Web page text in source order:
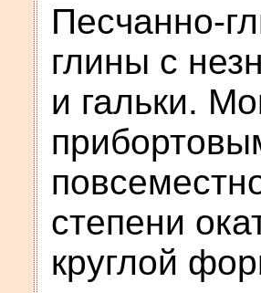
Песчанно-
глины с
и гальки.
степени
круглой